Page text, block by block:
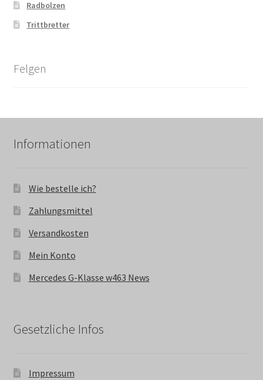
Radbolzen
Trittbretter
Felgen
Informationen
Wie bestelle ich?
Zahlungsmittel
Versandkosten
Mein Konto
Mercedes G-Klasse w463 News
Gesetzliche Infos
Impressum